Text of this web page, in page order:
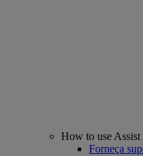
How to use
Forneça